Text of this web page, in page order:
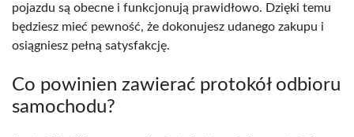
pojazdu są obecne i funkcjonują prawidłowo. Dzięki temu
będziesz mieć pewność, że dokonujesz udanego zakupu i
osiągniesz pełną satysfakcję.
Co powinien zawierać protokół odbioru
samochodu?